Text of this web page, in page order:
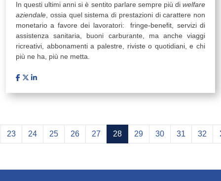
In questi ultimi anni si è sentito parlare sempre più di welfare
aziendale, ossia quel sistema di prestazioni di carattere non
monetario a favore dei lavoratori: fringe-benefit, servizi di
assistenza sanitaria, buoni carburante, ma anche viaggi
ricreativi, abbonamenti a palestre, riviste o quotidiani, e chi
più ne ha, più ne metta.
23 24 25 26 27 28 29 30 31 32